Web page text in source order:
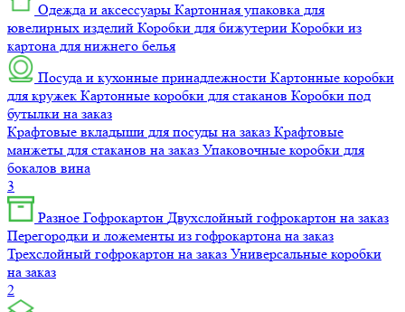
Одежда и аксессуары Картонная упаковка для
ювелирных изделий Коробки для бижутерии Коробки из
картона для нижнего белья
Посуда и кухонные принадлежности Картонные коробки
для кружек Картонные коробки для стаканов Коробки под
бутылки на заказ
Крафтовые вкладыши для посуды на заказ Крафтовые
манжеты для стаканов на заказ Упаковочные коробки для
бокалов вина
3
Разное Гофрокартон Двухслойный гофрокартон на заказ
Перегородки и ложементы из гофрокартона на заказ
Трехслойный гофрокартон на заказ Универсальные коробки
на заказ
2